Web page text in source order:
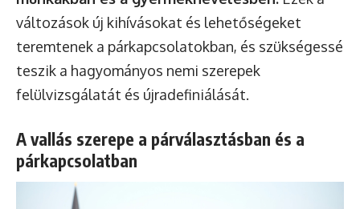
változások új kihívásokat és lehetőségeket
teremtenek a párkapcsolatokban, és szükségessé
teszik a hagyományos nemi szerepek
felülvizsgálatát és újradefiniálását.
A vallás szerepe a párválasztásban és a
párkapcsolatban